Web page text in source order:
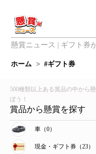
懸賞ニュース | ギフト券
ホーム > #ギフト券
500種類以上ある賞品の中から
ぼう！
賞品から懸賞を探す
車（0）
現金・ギフト券（23）